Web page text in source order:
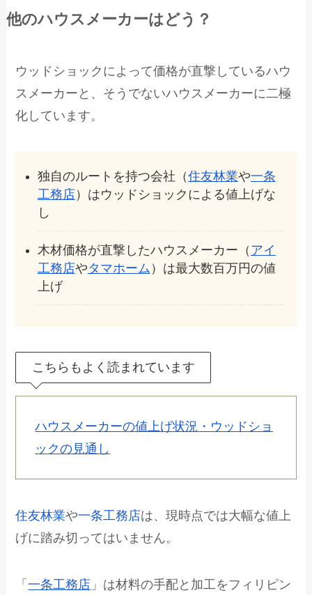
他のハウスメーカーはどう？
ウッドショックによって価格が直撃しているハウ
スメーカーと、そうでないハウスメーカーに二極
化しています。
独自のルートを持つ会社（住友林業や一条
工務店）はウッドショックによる値上げな
し
木材価格が直撃したハウスメーカー（ アイ
工務店やタマホーム ）は最大数百万円の値
上げ
こちらもよく読まれています
ハウスメーカーの値上げ状況・ウッドショ
ックの見通し
住友林業や一条工務店は、現時点では大幅な値上
げに踏み切ってはいません。
「一条工務店 」は材料の手配と加工をフィリピン